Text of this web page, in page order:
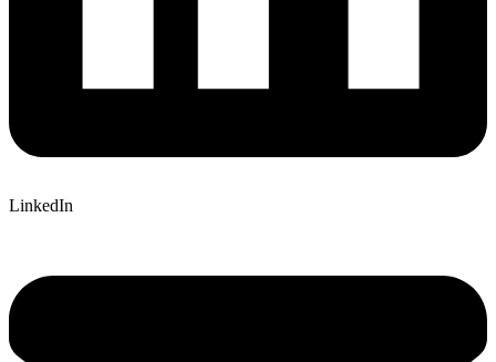
LinkedIn